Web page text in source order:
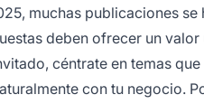
muchas publicaciones
deben ofrecer un
céntrate en temas
con tu negocio.